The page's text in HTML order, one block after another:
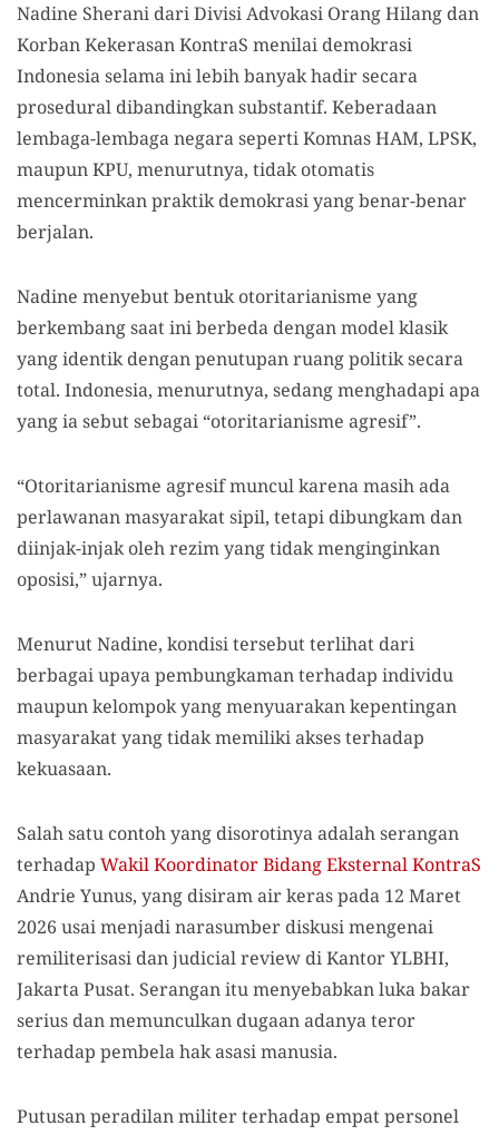
Nadine Sherani dari Divisi Advokasi Orang Hilang dan
Korban Kekerasan KontraS menilai demokrasi
Indonesia selama ini lebih banyak hadir secara
prosedural dibandingkan substantif. Keberadaan
lembaga-lembaga negara seperti Komnas HAM, LPSK,
maupun KPU, menurutnya, tidak otomatis
mencerminkan praktik demokrasi yang benar-benar
berjalan.
Nadine menyebut bentuk otoritarianisme yang
berkembang saat ini berbeda dengan model klasik
yang identik dengan penutupan ruang politik secara
total. Indonesia, menurutnya, sedang menghadapi apa
yang ia sebut sebagai “otoritarianisme agresif”.
“Otoritarianisme agresif muncul karena masih ada
perlawanan masyarakat sipil, tetapi dibungkam dan
diinjak-injak oleh rezim yang tidak menginginkan
oposisi,” ujarnya.
Menurut Nadine, kondisi tersebut terlihat dari
berbagai upaya pembungkaman terhadap individu
maupun kelompok yang menyuarakan kepentingan
masyarakat yang tidak memiliki akses terhadap
kekuasaan.
Salah satu contoh yang disorotinya adalah serangan
terhadap Wakil Koordinator Bidang Eksternal KontraS
Andrie Yunus, yang disiram air keras pada 12 Maret
2026 usai menjadi narasumber diskusi mengenai
remiliterisasi dan judicial review di Kantor YLBHI,
Jakarta Pusat. Serangan itu menyebabkan luka bakar
serius dan memunculkan dugaan adanya teror
terhadap pembela hak asasi manusia.
Putusan peradilan militer terhadap empat personel